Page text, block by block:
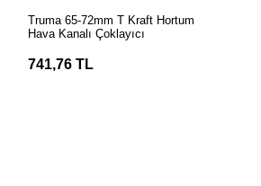
Truma 65-72mm T Kraft Hortum
Hava Kanalı Çoklayıcı
741,76 TL